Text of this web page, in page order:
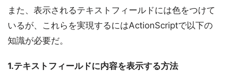
また、表示されるテキストフィールドには色をつけて
いるが、これらを実現するにはActionScriptで以下の
知識が必要だ。
1.テキストフィールドに内容を表示する方法